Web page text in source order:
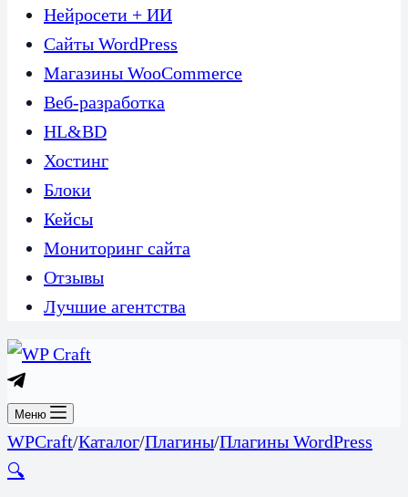
Нейросети + ИИ
Сайты WordPress
Магазины WooCommerce
Веб-разработка
HL&BD
Хостинг
Блоки
Кейсы
Мониторинг сайта
Отзывы
Лучшие агентства
Меню
WPCraft/Каталог/Плагины/Плагины WordPress
🔍